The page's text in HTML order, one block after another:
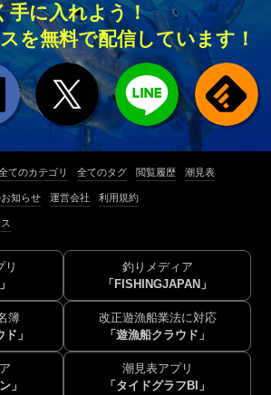
手に入れよう！
を無料で配信しています！
てのカテゴリ 全てのタグ 閲覧履歴 潮見表
知らせ 運営会社 利用規約
リ
釣りメディア
「FISHINGJAPAN」
簿
」
改正遊漁船業法に対応
「遊漁船クラウド」
」
潮見表アプリ
「タイドグラフBI」